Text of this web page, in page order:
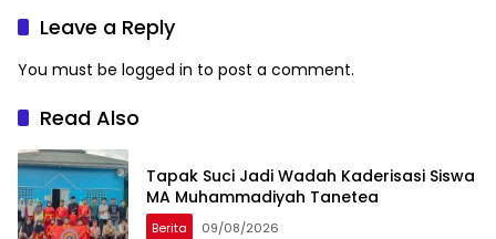
Leave a Reply
You must be logged in to post a comment.
Read Also
Tapak Suci Jadi Wadah Kaderisasi Siswa
MA Muhammadiyah Tanetea
Berita 09/08/2026